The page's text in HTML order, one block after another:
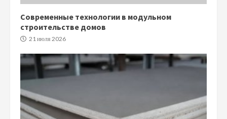
Современные технологии в модульном
строительстве домов
21 июля 2026